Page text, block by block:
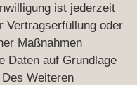
ist jederzeit
Vertragserfüllung oder
Maßnahmen
Daten auf Grundlage
Weiteren